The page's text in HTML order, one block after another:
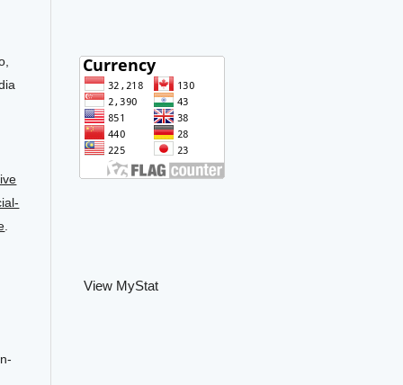
View MyStat